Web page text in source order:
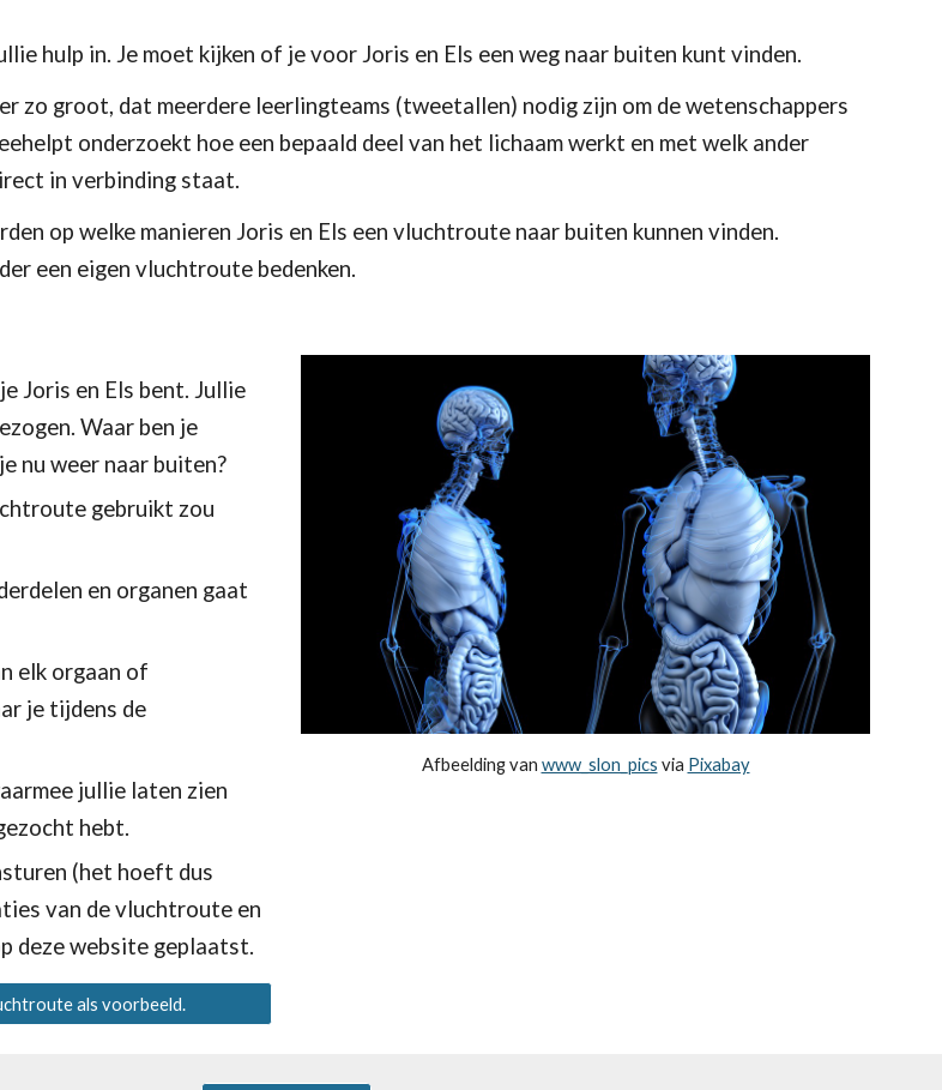
hulp in. Je moet kijken of je voor Joris en Els een weg naar buiten kunt vinden.
zo groot, dat meerdere leerlingteams (tweetallen) nodig zijn om de wetenschappers
onderzoekt hoe een bepaald deel van het lichaam werkt en met welk ander
in verbinding staat.
op welke manieren Joris en Els een vluchtroute naar buiten kunnen vinden.
een eigen vluchtroute bedenken.
Joris en Els bent. Jullie
Waar ben je
nu weer naar buiten?
gebruikt zou
en organen gaat
elk orgaan of
je tijdens de
jullie laten zien
hebt.
(het hoeft dus
van de vluchtroute en
deze website geplaatst.
als voorbeeld.
Afbeelding van www_slon_pics via Pixabay